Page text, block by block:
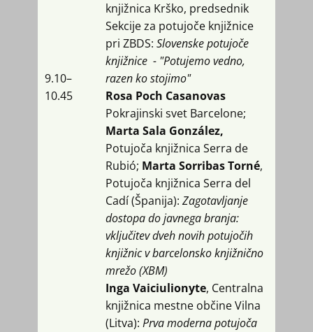
9.10​–
10.45
knjižnica Krško, predsednik
Sekcije za potujoče knjižnice
pri ZBDS: Slovenske potujoče
knjižnice - "Potujemo vedno,
razen ko stojimo"
Rosa Poch Casanovas
Pokrajinski svet Barcelone;
Marta Sala González,
Potujoča knjižnica Serra de
Rubió; Marta Sorribas Torné,
Potujoča knjižnica Serra del
Cadí (Španija): Zagotavljanje
dostopa do javnega branja:
vključitev dveh novih potujočih
knjižnic v barcelonsko knjižnično
mrežo (XBM)
Inga Vaiciulionyte, Centralna
knjižnica mestne občine Vilna
(Litva): Prva moderna potujoča